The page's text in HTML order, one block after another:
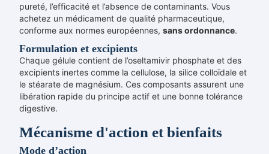
pureté, l’efficacité et l’absence de contaminants. Vous
achetez un médicament de qualité pharmaceutique,
conforme aux normes européennes, sans ordonnance.
Formulation et excipients
Chaque gélule contient de l’oseltamivir phosphate et des
excipients inertes comme la cellulose, la silice colloïdale et
le stéarate de magnésium. Ces composants assurent une
libération rapide du principe actif et une bonne tolérance
digestive.
Mécanisme d'action et bienfaits
Mode d’action